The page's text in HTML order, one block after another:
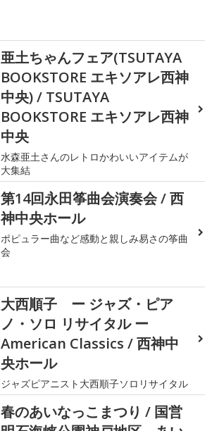
亜土ちゃんフェア(TSUTAYA
BOOKSTORE エキソアレ西神
中央) / TSUTAYA
BOOKSTORE エキソアレ西神
中央
水森亜土さんのレトロかわいいアイテムが
大集結
第14回永田筝曲会演奏会 / 西
神中央ホール
ポピュラー曲など感動と親しみ易さの筝曲
会
大西順子 ー ジャズ・ピア
ノ・ソロ リサイタル ー
American Classics / 西神中
央ホール
ジャズピアニスト大西順子ソロリサイタル
春のあいなっこまつり / 国営